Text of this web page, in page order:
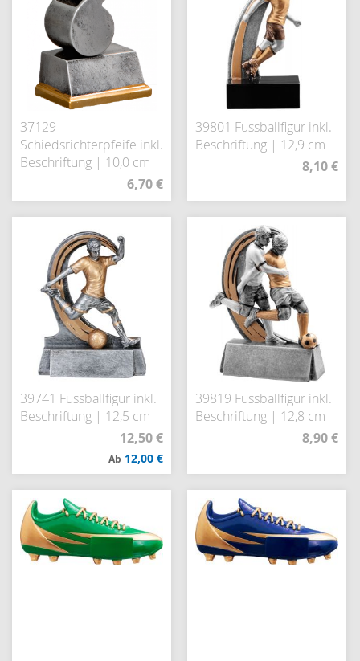
37129
Schiedsrichterpfeife inkl.
Beschriftung | 10,0 cm
6,70 €
39801 Fussballfigur inkl.
Beschriftung | 12,9 cm
8,10 €
39741 Fussballfigur inkl.
Beschriftung | 12,5 cm
12,50 €
Ab 12,00 €
39819 Fussballfigur inkl.
Beschriftung | 12,8 cm
8,90 €